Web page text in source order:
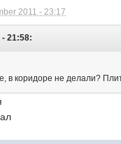
2011 - 23:17
- 21:58:
в коридоре не делали?